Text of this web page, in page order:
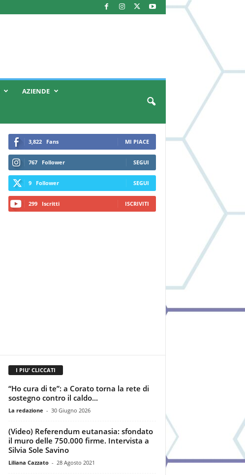
AZIENDE
3,822 Fans MI PIACE
767 Follower SEGUI
9 Follower SEGUI
299 Iscritti ISCRIVITI
I PIU' CLICCATI
“Ho cura di te”: a Corato torna la rete di
sostegno contro il caldo...
La redazione - 30 Giugno 2026
(Video) Referendum eutanasia: sfondato
il muro delle 750.000 firme. Intervista a
Silvia Sole Savino
Liliana Cazzato - 28 Agosto 2021